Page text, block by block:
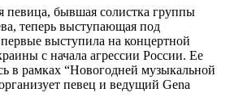
певица, бывшая солистка группы
теперь выступающая под
выступила на концертной
с начала агрессии России. Ее
в рамках “Новогодней музыкальной
певец и ведущий Gena